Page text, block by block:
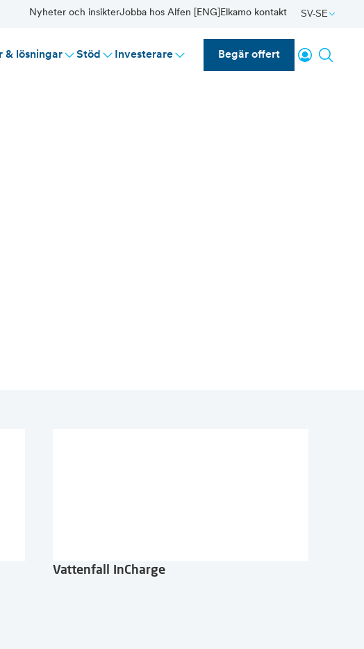
Nyheter och insikterJobba hos Alfen [ENG] Elkamo kontakt SV-SE
& lösningar Stöd Investerare Begär offert
Logga in
Vattenfall InCharge